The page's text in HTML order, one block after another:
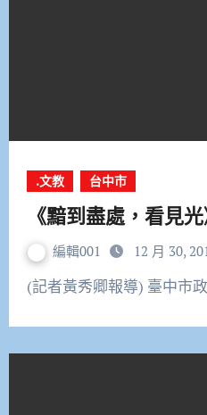
.文教 台中市
《黯到盡處，看見
編輯001 12 月 30,
(記者黃秀卿報導) 臺中